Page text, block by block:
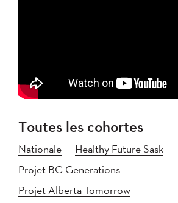
Toutes les cohortes
Nationale
Healthy Future Sask
Projet BC Generations
Projet Alberta Tomorrow